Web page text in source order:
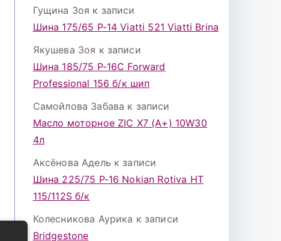
Гущина Зоя к записи
Шина 175/65 Р-14 Viatti 521 Viatti Brina
Якушева Зоя к записи
Шина 185/75 Р-16С Forward
Professional 156 б/к шип
Самойлова Забава к записи
Масло моторное ZIC X7 (A+) 10W30
4л
Аксёнова Адель к записи
Шина 225/75 Р-16 Nokian Rotiva HT
115/112S б/к
Колесникова Аурика к записи
Bridgestone